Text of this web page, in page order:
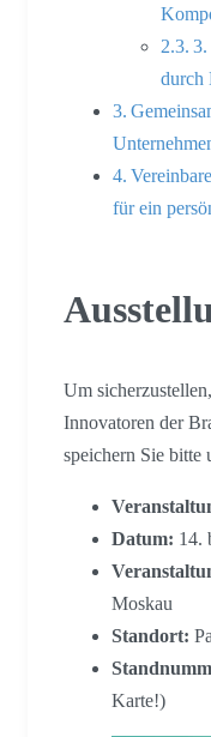
3.
durch
für ein
Um
Innovatoren der
speichern Sie bitte
Datum: 14.
Moskau
Standort:
Karte!)